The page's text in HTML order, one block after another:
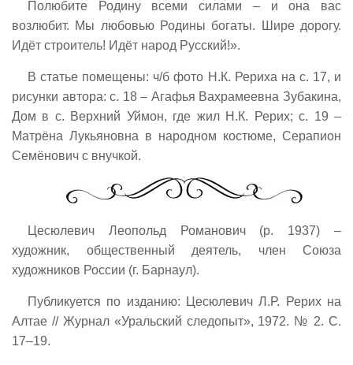
Полюбите Родину всеми силами – и она вас
возлюбит. Мы любовью Родины богаты. Шире дорогу.
Идёт строитель! Идёт народ Русский!».
В статье помещены: ч/б фото Н.К. Рериха на с. 17, и
рисунки автора: с. 18 – Агафья Вахрамеевна Зубакина,
Дом в с. Верхний Уймон, где жил Н.К. Рерих; с. 19 –
Матрёна Лукьяновна в народном костюме, Серапион
Семёнович с внучкой.
Цесюлевич Леопольд Романович (р. 1937) –
художник, общественный деятель, член Союза
художников России (г. Барнаул).
Публикуется по изданию: Цесюлевич Л.Р. Рерих на
Алтае // Журнал «Уральский следопыт», 1972. № 2. С.
17–19.